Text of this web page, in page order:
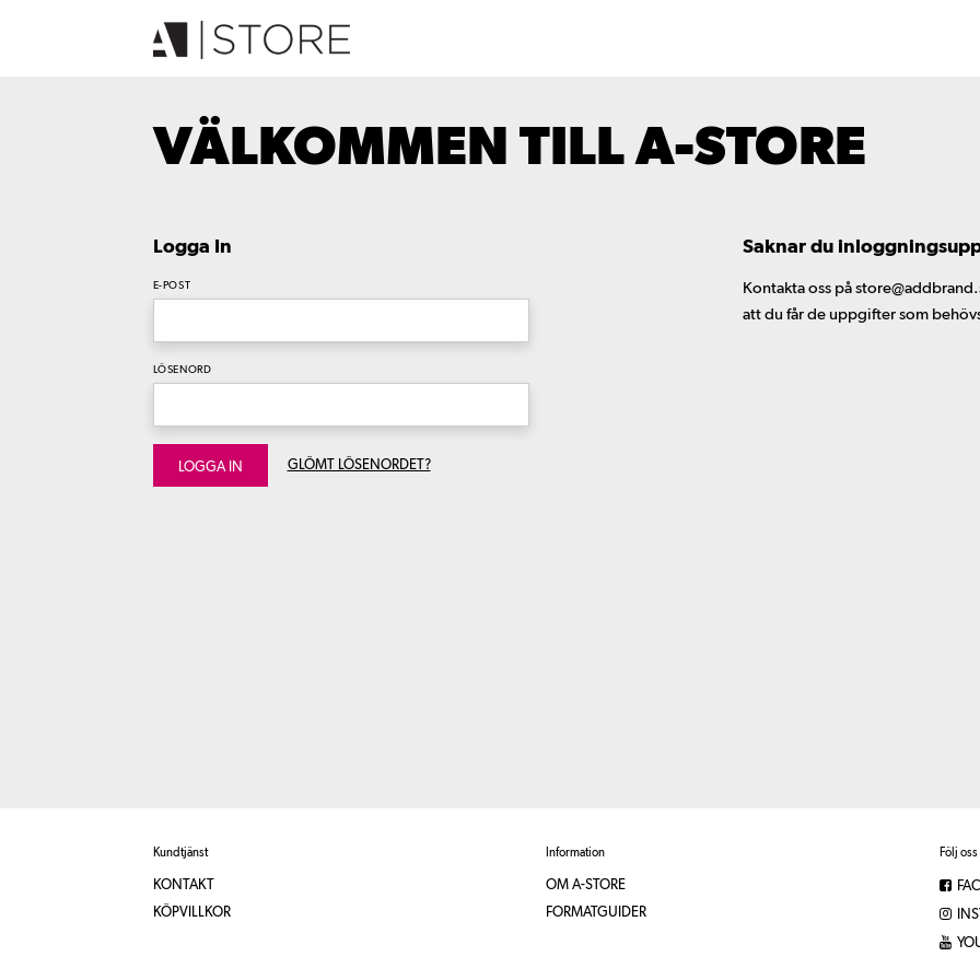
VÄLKOMMEN TILL A-STORE
Logga In
E-POST
LÖSENORD
LOGGA IN GLÖMT LÖSENORDET?
Saknar du
Kontakta oss på
att du får de uppgifter som
Kundtjänst
KONTAKT
KÖPVILLKOR
Information
OM A-STORE
FORMATGUIDER
Följ oss